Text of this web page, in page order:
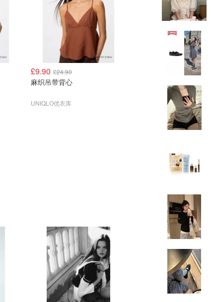
£9.90 £24.90
麻织吊带背心
UNIQLO优衣库 UNIQLO优衣库